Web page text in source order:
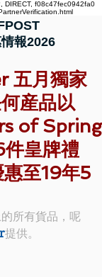
DIRECT, f08c47fec0942fa0
報2026
五月獨家
産品以
of Spring
皇牌禮
至19年5
所有貨品，呢
提供。